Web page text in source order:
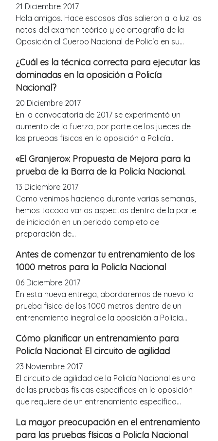
21 Diciembre 2017
Hola amigos. Hace escasos días salieron a la luz las
notas del examen teórico y de ortografía de la
Oposición al Cuerpo Nacional de Policía en su...
¿Cuál es la técnica correcta para ejecutar las
dominadas en la oposición a Policía
Nacional?
20 Diciembre 2017
En la convocatoria de 2017 se experimentó un
aumento de la fuerza, por parte de los jueces de
las pruebas físicas en la oposición a Policía...
«El Granjero»: Propuesta de Mejora para la
prueba de la Barra de la Policía Nacional.
13 Diciembre 2017
Como venimos haciendo durante varias semanas,
hemos tocado varios aspectos dentro de la parte
de iniciación en un periodo completo de
preparación de...
Antes de comenzar tu entrenamiento de los
1000 metros para la Policía Nacional
06 Diciembre 2017
En esta nueva entrega, abordaremos de nuevo la
prueba física de los 1000 metros dentro de un
entrenamiento inegral de la oposición a Policía...
Cómo planificar un entrenamiento para
Policía Nacional: El circuito de agilidad
23 Noviembre 2017
El circuito de agilidad de la Policía Nacional es una
de las pruebas físicas específicas en la oposición
que requiere de un entrenamiento específico...
La mayor preocupación en el entrenamiento
para las pruebas físicas a Policía Nacional